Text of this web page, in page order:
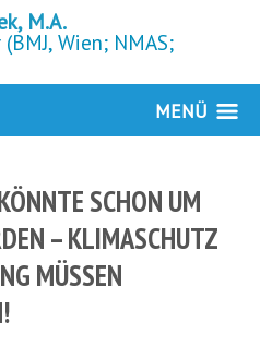
M.A.
Wien; NMAS;
MENÜ
SCHON UM
– KLIMASCHUTZ
MÜSSEN